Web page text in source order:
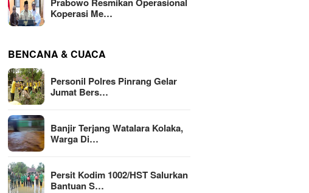
Koperasi Me…
BENCANA & CUACA
Personil Polres Pinrang Gelar
Jumat Bers…
Banjir Terjang Watalara Kolaka,
Warga Di…
Persit Kodim 1002/HST Salurkan
Bantuan S…